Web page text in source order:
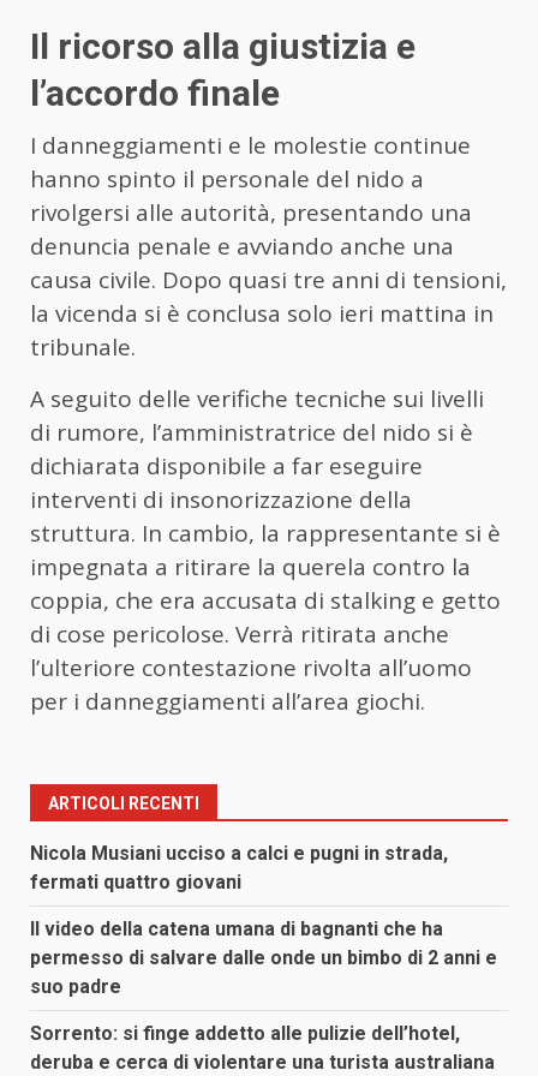
Il ricorso alla giustizia e
l’accordo finale
I danneggiamenti e le molestie continue
hanno spinto il personale del nido a
rivolgersi alle autorità, presentando una
denuncia penale e avviando anche una
causa civile. Dopo quasi tre anni di tensioni,
la vicenda si è conclusa solo ieri mattina in
tribunale.
A seguito delle verifiche tecniche sui livelli
di rumore, l’amministratrice del nido si è
dichiarata disponibile a far eseguire
interventi di insonorizzazione della
struttura. In cambio, la rappresentante si è
impegnata a ritirare la querela contro la
coppia, che era accusata di stalking e getto
di cose pericolose. Verrà ritirata anche
l’ulteriore contestazione rivolta all’uomo
per i danneggiamenti all’area giochi.
ARTICOLI RECENTI
Nicola Musiani ucciso a calci e pugni in strada,
fermati quattro giovani
Il video della catena umana di bagnanti che ha
permesso di salvare dalle onde un bimbo di 2 anni e
suo padre
Sorrento: si finge addetto alle pulizie dell’hotel,
deruba e cerca di violentare una turista australiana